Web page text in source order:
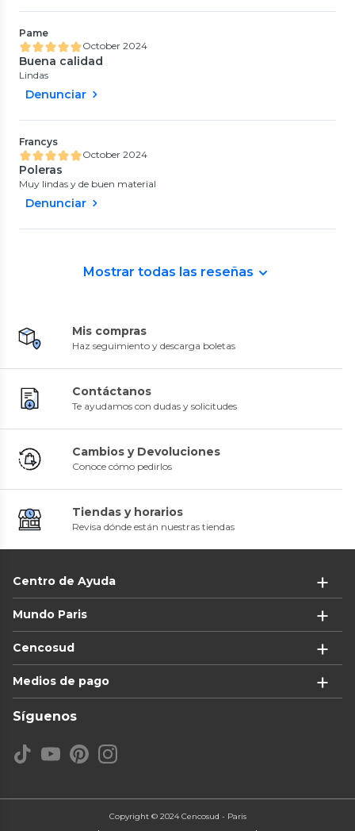
Pame
October 2024
Buena calidad
Lindas
Denunciar
Francys
October 2024
Poleras
Muy lindas y de buen material
Denunciar
Mostrar todas las reseñas
Mis compras
Haz seguimiento y descarga boletas
Contáctanos
Te ayudamos con dudas y solicitudes
Cambios y Devoluciones
Conoce cómo pedirlos
Tiendas y horarios
Revisa dónde están nuestras tiendas
Centro de Ayuda
Mundo Paris
Cencosud
Medios de pago
Síguenos
Copyright © 2024 Cencosud - Paris